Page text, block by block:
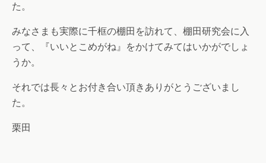
た。
みなさまも実際に千框の棚田を訪れて、棚田研究会に入
って、『いいとこめがね』をかけてみてはいかがでしょ
うか。
それでは長々とお付き合い頂きありがとうございまし
た。
栗田